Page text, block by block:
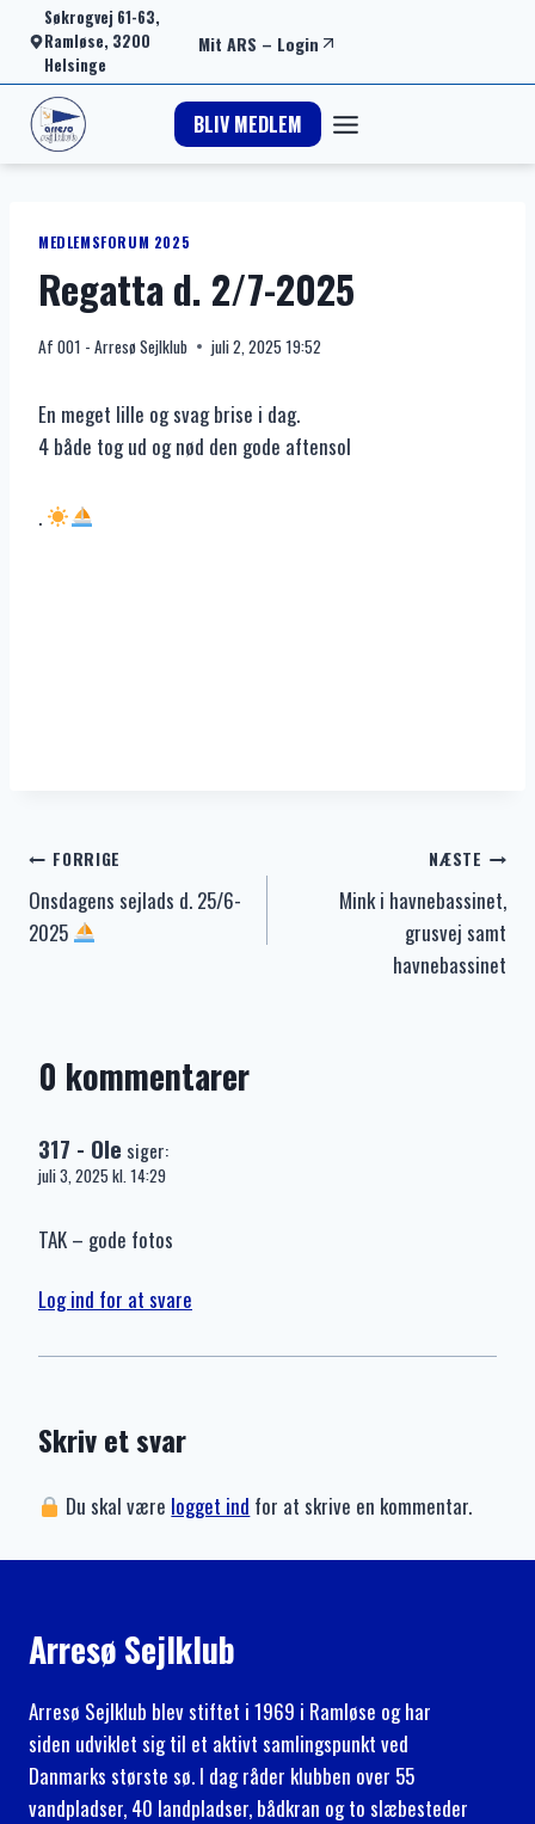
Fortsæt
indhold
Søkrogvej 61-63,
Ramløse, 3200
Helsinge
Mit ARS – Login
BLIV MEDLEM
MEDLEMSFORUM 2025
Regatta d. 2/7-2025
Af 001 - Arresø Sejlklub juli 2, 2025 19:52
En meget lille og svag brise i dag.
4 både tog ud og nød den gode aftensol
.
Indlægsnavigation
FORRIGE
Onsdagens sejlads d. 25/6-
2025
NÆSTE
Mink i havnebassinet,
grusvej samt
havnebassinet
0 kommentarer
317 - Ole siger:
juli 3, 2025 kl. 14:29
TAK – gode fotos
Log ind for at svare
Skriv et svar
Du skal være logget ind for at skrive en kommentar.
Arresø Sejlklub
Arresø Sejlklub blev stiftet i 1969 i Ramløse og har
siden udviklet sig til et aktivt samlingspunkt ved
Danmarks største sø. I dag råder klubben over 55
vandpladser, 40 landpladser, bådkran og to slæbesteder